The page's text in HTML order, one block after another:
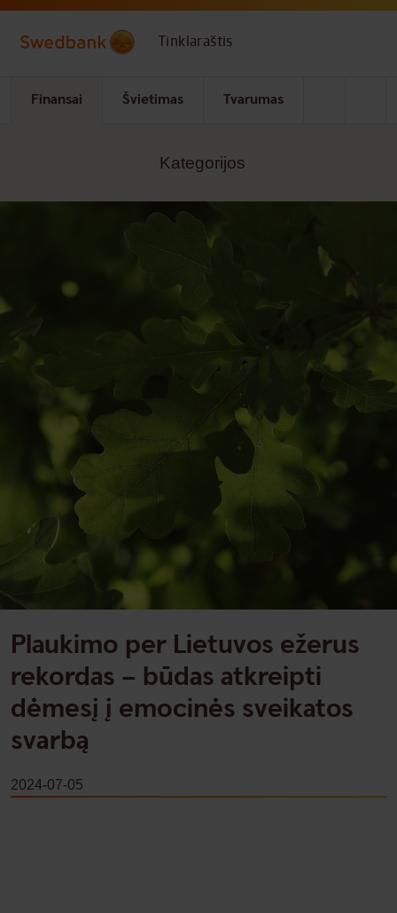
Skip to main content
Tinklaraštis
Finansai Švietimas Tvarumas
Kategorijos
Plaukimo per Lietuvos ežerus
rekordas – būdas atkreipti
dėmesį į emocinės sveikatos
svarbą
2024-07-05